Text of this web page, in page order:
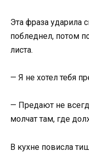
Эта фраза ударила
побледнел, потом
листа.
— Я не хотел тебя
— Предают не
молчат там, где
В кухне повисла